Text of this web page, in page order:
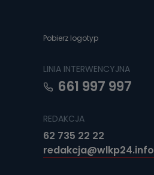
Pobierz logotyp
LINIA INTERWENCYJNA
661 997 997
REDAKCJA
62 735 22 22
redakcja@wlkp24.info